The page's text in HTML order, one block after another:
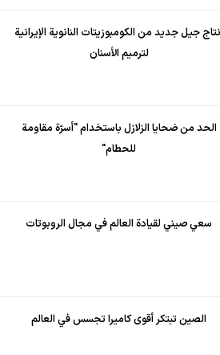
جيل جديد من الكومبوزيتات النانوية الإيرانية
لترميم الأسنان
الحد من ضحايا الزلازل باستخدام "أسرّة مقاومة
للحطام"
سعي صيني لقيادة العالم في مجال الروبوتات
الصين تبتكر أقوى كاميرا تجسس في العالم